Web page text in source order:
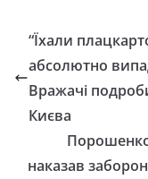
“Їхали
абсолютно
Вражачі
Києва
наказав